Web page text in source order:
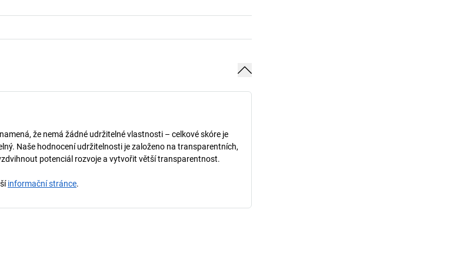
že nemá žádné udržitelné vlastnosti – celkové skóre je
Naše hodnocení udržitelnosti je založeno na transparentních,
potenciál rozvoje a vytvořit větší transparentnost.
informační stránce.